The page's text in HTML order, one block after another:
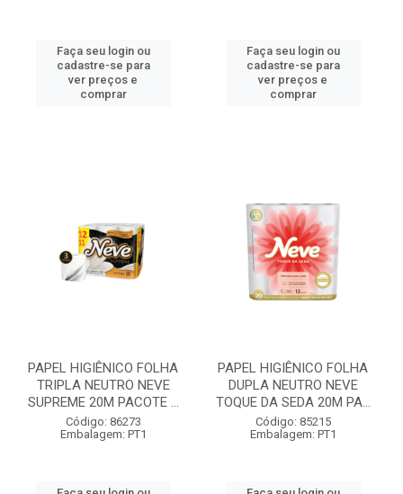
Faça seu login ou
cadastre-se para
ver preços e
comprar
Faça seu login ou
cadastre-se para
ver preços e
comprar
PAPEL HIGIÊNICO FOLHA
TRIPLA NEUTRO NEVE
SUPREME 20M PACOTE ...
Código: 86273
Embalagem: PT1
PAPEL HIGIÊNICO FOLHA
DUPLA NEUTRO NEVE
TOQUE DA SEDA 20M PA...
Código: 85215
Embalagem: PT1